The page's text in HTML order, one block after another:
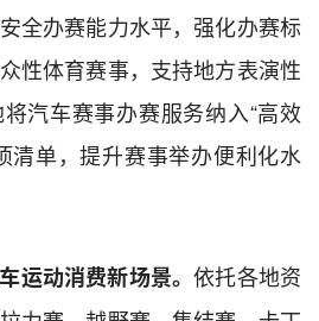
全办赛能力水平，强化办赛标
性体育赛事，支持地方表演性
汽车赛事办赛服务纳入“高效
清单，提升赛事举办便利化水
运动消费新场景。依托各地资